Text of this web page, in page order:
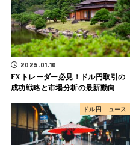
2025.01.10
FXトレーダー必見！ドル円取引の
成功戦略と市場分析の最新動向
ドル円ニュース